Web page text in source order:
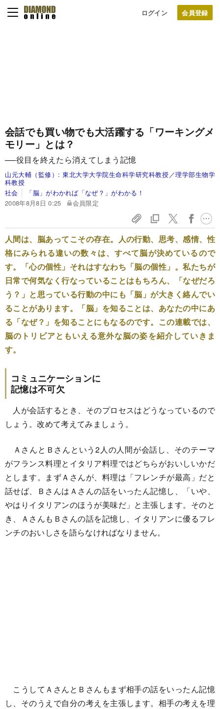
ログイン
会話でも買い物でも大活躍する「ワーキングメ
モリー」とは？
──役目を終えたら消えてしまう記憶
山元大輔（監修）:東北大学大学院生命科学研究科教授／理学部生物学
科教授
社会
「脳」がわかれば「なぜ？」がわかる！
2008年8月8日 0:25
会員限定
人間は、脳あってこその存在。人の行動、思考、感情、性
格にみられる違いの数々は、すべて脳が決めているので
す。「心の個性」それはすなわち「脳の個性」。私たちが
日常で何気なく行なっていることはもちろん、「なぜだろ
う？」と思っている行動の中にも「脳」が大きく絡んでい
ることがあります。「脳」を知ることは、あなたの中にあ
る「なぜ？」を知ることにもなるのです。この連載では、
脳のトリビアともいえる意外な脳の姿を紹介していきま
す。
コミュニケーションに
記憶は不可欠
人が会話するとき、そのプロセスはどうなっているので
しょう。改めて考えてみましょう。
ＡさんとＢさんという2人の人間が会話し、そのテーマ
がフランス料理とイタリア料理ではどちらがおいしいかだ
とします。まずＡさんが、料理は「フレンチが最高」だと
話せば、ＢさんはＡさんの話をいったん記憶し、「いや、
やはりイタリアンのほうが美味だ」と主張します。そのと
き、ＡさんもＢさんの話を記憶し、イタリアンに優るフレ
ンチのおいしさを語らなければなりません。
こうしてＡさんとＢさんもまず相手の話をいったん記憶
し、そのうえで自分の考えを主張します。相手の考えを理